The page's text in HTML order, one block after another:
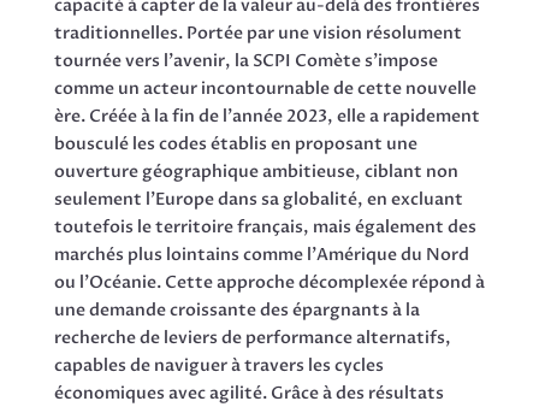
capacité à capter de la valeur au-delà des frontières
traditionnelles. Portée par une vision résolument
tournée vers l’avenir, la SCPI Comète s’impose
comme un acteur incontournable de cette nouvelle
ère. Créée à la fin de l’année 2023, elle a rapidement
bousculé les codes établis en proposant une
ouverture géographique ambitieuse, ciblant non
seulement l’Europe dans sa globalité, en excluant
toutefois le territoire français, mais également des
marchés plus lointains comme l’Amérique du Nord
ou l’Océanie. Cette approche décomplexée répond à
une demande croissante des épargnants à la
recherche de leviers de performance alternatifs,
capables de naviguer à travers les cycles
économiques avec agilité. Grâce à des résultats